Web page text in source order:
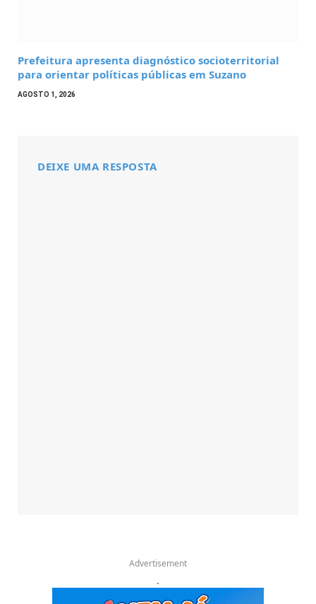
Prefeitura apresenta diagnóstico socioterritorial
para orientar políticas públicas em Suzano
AGOSTO 1, 2026
DEIXE UMA RESPOSTA
Advertisement
.